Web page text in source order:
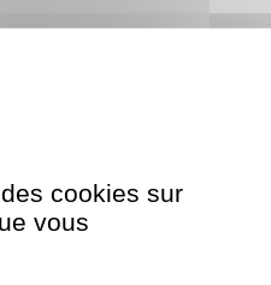
de 500m² est en
et estompe les bruits.
cookies sur
vous